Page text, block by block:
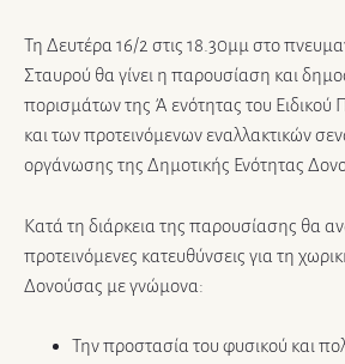
Τη Δευτέρα 16/2 στις 18.30μμ στο
Σταυρού θα γίνει η παρουσίαση και
πορισμάτων της Ά ενότητας του Ειδικού
και των προτεινόμενων εναλλακτικών
οργάνωσης της Δημοτικής Ενότητας
Κατά τη διάρκεια της παρουσίασης θα
προτεινόμενες κατευθύνσεις για τη
Δονούσας με γνώμονα:
Την προστασία του φυσικού και